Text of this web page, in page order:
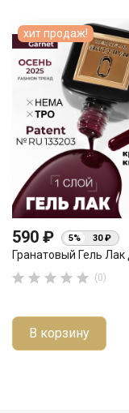
590 ₽ 5% 30 ₽
Гранатовый Гель Лак
     (0)
В корзину
хит продаж!